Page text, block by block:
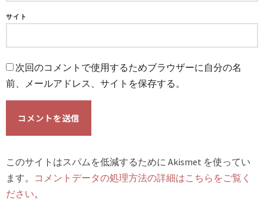
サイト
次回のコメントで使用するためブラウザーに自分の名
前、メールアドレス、サイトを保存する。
このサイトはスパムを低減するために Akismet を使ってい
ます。 コメントデータの処理方法の詳細はこちらをご覧く
ださい。